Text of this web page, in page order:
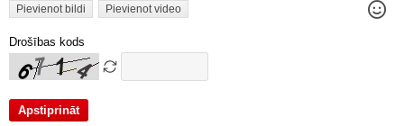
Pievienot bildi Pievienot video
Drošības kods